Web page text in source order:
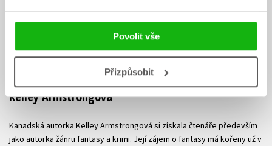
Povolit vše
Přizpůsobit
Kelley Armstrongová
Kanadská autorka Kelley Armstrongová si získala čtenáře především
jako autorka žánru fantasy a krimi. Její zájem o fantasy má kořeny už v